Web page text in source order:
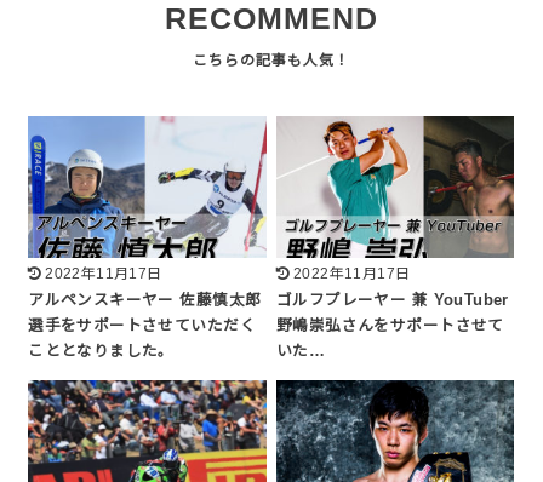
RECOMMEND
2022年11月17日
アルペンスキーヤー 佐藤慎太郎
選手をサポートさせていただく
こととなりました。
2022年11月17日
ゴルフプレーヤー 兼 YouTuber
野嶋崇弘さんをサポートさせて
いた…